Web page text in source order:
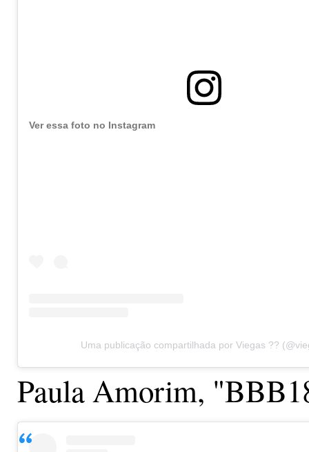
Ver essa foto no Instagram
Uma publicação compartilhada por Viegas ??
Paula Amorim,